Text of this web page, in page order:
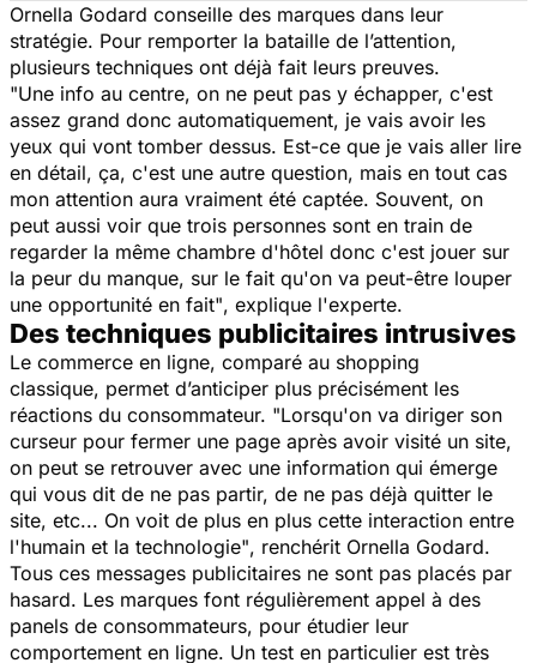
Ornella Godard conseille des marques dans leur
stratégie. Pour remporter la bataille de l’attention,
plusieurs techniques ont déjà fait leurs preuves.
"Une info au centre, on ne peut pas y échapper, c'est
assez grand donc automatiquement, je vais avoir les
yeux qui vont tomber dessus. Est-ce que je vais aller lire
en détail, ça, c'est une autre question, mais en tout cas
mon attention aura vraiment été captée. Souvent, on
peut aussi voir que trois personnes sont en train de
regarder la même chambre d'hôtel donc c'est jouer sur
la peur du manque, sur le fait qu'on va peut-être louper
une opportunité en fait", explique l'experte.
Des techniques publicitaires intrusives
Le commerce en ligne, comparé au shopping
classique, permet d’anticiper plus précisément les
réactions du consommateur. "Lorsqu'on va diriger son
curseur pour fermer une page après avoir visité un site,
on peut se retrouver avec une information qui émerge
qui vous dit de ne pas partir, de ne pas déjà quitter le
site, etc... On voit de plus en plus cette interaction entre
l'humain et la technologie", renchérit Ornella Godard.
Tous ces messages publicitaires ne sont pas placés par
hasard. Les marques font régulièrement appel à des
panels de consommateurs, pour étudier leur
comportement en ligne. Un test en particulier est très